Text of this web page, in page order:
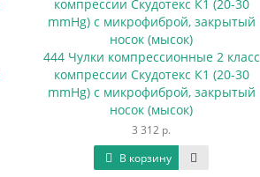
444 Чулки компрессионные 2 класс
компрессии Скудотекс К1 (20-30
mmHg) с микрофиброй, закрытый
носок (мысок)
3 312 р.
В корзину